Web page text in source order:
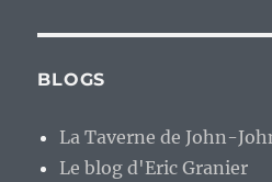
BLOGS
La Taverne de John-
Le blog d'Eric Granier